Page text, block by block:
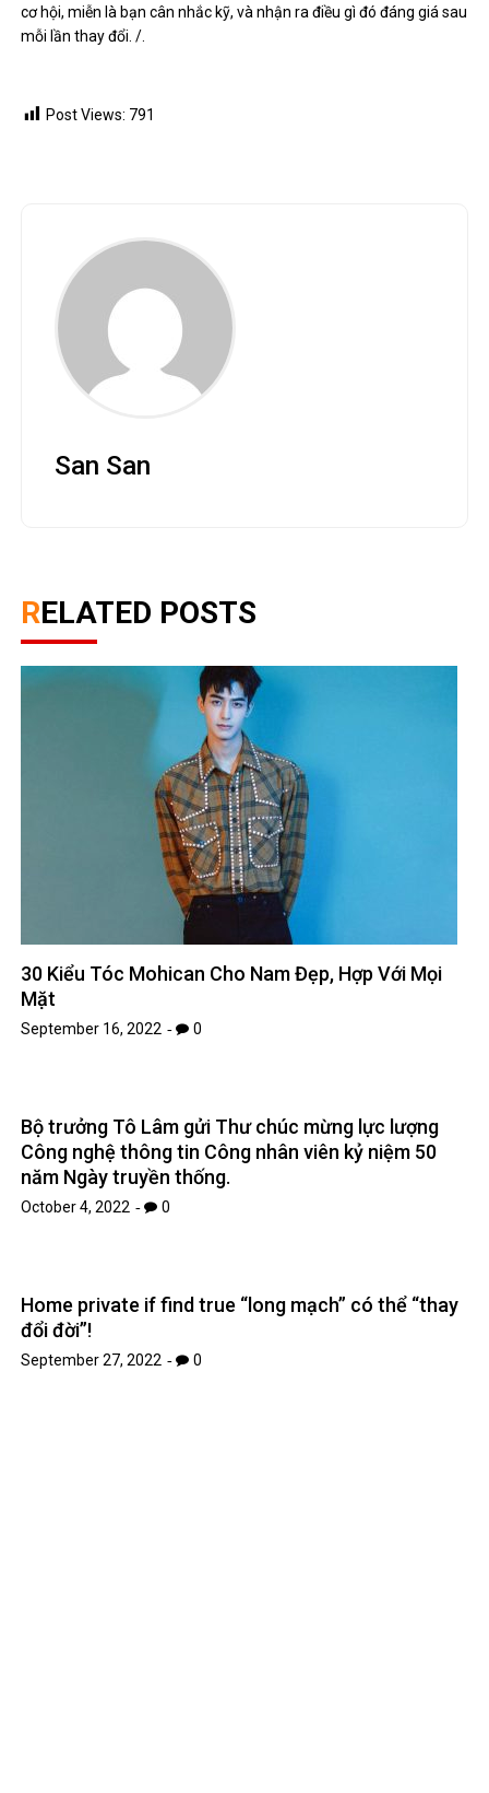
cơ hội, miễn là bạn cân nhắc kỹ, và nhận ra điều gì đó đáng giá sau
mỗi lần thay đổi. /.
Post Views: 791
San San
RELATED POSTS
30 Kiểu Tóc Mohican Cho Nam Đẹp, Hợp Với Mọi
Mặt
September 16, 2022 0
Bộ trưởng Tô Lâm gửi Thư chúc mừng lực lượng
Công nghệ thông tin Công nhân viên kỷ niệm 50
năm Ngày truyền thống.
October 4, 2022 0
Home private if find true “long mạch” có thể “thay
đổi đời”!
September 27, 2022 0